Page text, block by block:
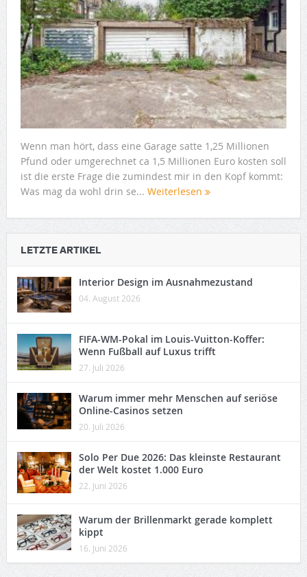
Wenn man hört, dass eine Garage satte 1,25 Millionen
Pfund oder umgerechnet ca 1,5 Millionen Euro kosten soll
ist die erste Frage die zumindest mir in den Kopf kommt:
Was mag da wohl drin se... Weiterlesen
LETZTE ARTIKEL
Interior Design im Ausnahmezustand
04. August 2026
FIFA-WM-Pokal im Louis-Vuitton-Koffer:
Wenn Fußball auf Luxus trifft
27. Juli 2026
Warum immer mehr Menschen auf seriöse
Online-Casinos setzen
20. Juli 2026
Solo Per Due 2026: Das kleinste Restaurant
der Welt kostet 1.000 Euro
22. Juni 2026
Warum der Brillenmarkt gerade komplett
kippt
16. Juni 2026